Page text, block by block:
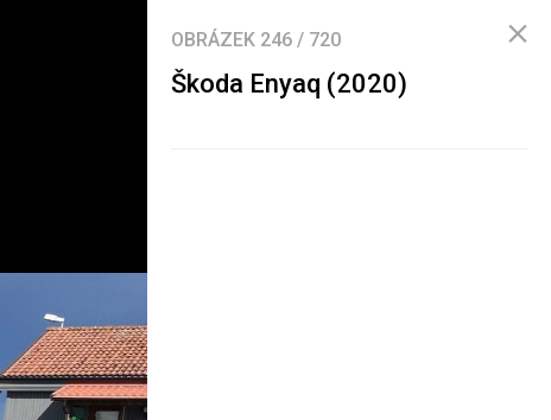
OBRÁZEK 246 / 720
Škoda Enyaq (2020)